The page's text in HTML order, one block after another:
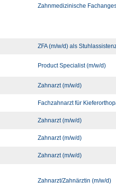
Zahnmedizinische
ZFA (m/w/d) als
Product Specialist (m/w/d)
Zahnarzt (m/w/d)
Fachzahnarzt für
Zahnarzt (m/w/d)
Zahnarzt (m/w/d)
Zahnarzt (m/w/d)
Zahnarzt/Zahnärztin (m/w/d)